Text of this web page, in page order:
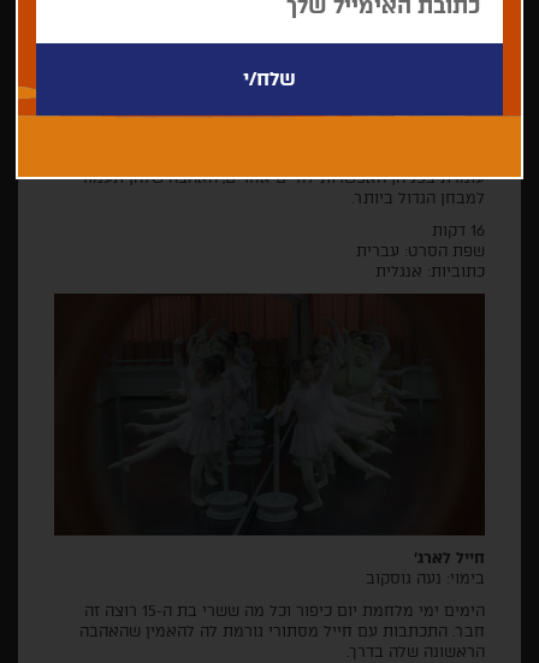
בימוי: גן דה לנגה
גבריאלה מאושרת שמצאה תינוקת בלתי מזוהה כי תמיד היא
להיות ילדה משונה בגוון ירקרק בעלת גוף קצר ושמנמן. למרות
עומדת בפניהן האפשרות לחיים אחרים, האהבה שלהן תעמוד
למבחן הגדול ביותר.
16 דקות
שפת הסרט: עברית
כתוביות: אנגלית
חייל לארג'
בימוי: נעה גוסקוב
הימים ימי מלחמת יום כיפור וכל מה ששרי בת ה-15 רוצה זה
חבר. התכתבות עם חייל מסתורי גורמת לה להאמין שהאהבה
הראשונה שלה בדרך.